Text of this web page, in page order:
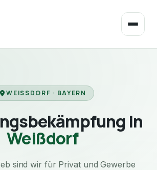
WEISSDORF · BAYERN
in
Weißdorf
sind wir für Privat und Gewerbe